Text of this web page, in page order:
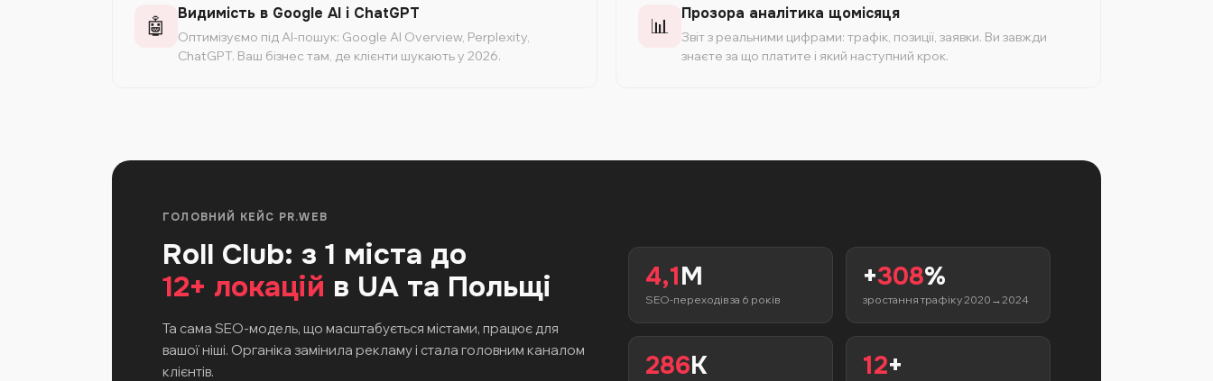
🤖
Видимість в Google AI і ChatGPT
Оптимізуємо під AI-пошук: Google AI Overview, Perplexity,
ChatGPT. Ваш бізнес там, де клієнти шукають у 2026.
📊
Прозора аналітика щомісяця
Звіт з реальними цифрами: трафік, позиції, заявки. Ви завжди
знаєте за що платите і який наступний крок.
ГОЛОВНИЙ КЕЙС PR.WEB
Roll Club: з 1 міста до
12+ локацій в UA та Польщі
Та сама SEO-модель, що масштабується містами, працює для
вашої ніші. Органіка замінила рекламу і стала головним каналом
клієнтів.
4,1M
SEO-переходів за 6 років
+308%
зростання трафіку 2020→2024
286K 12+